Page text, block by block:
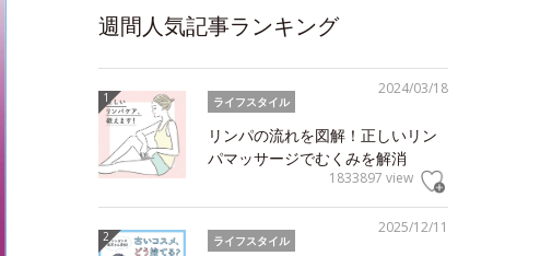
週間人気記事ランキング
2024/03/18
ライフスタイル
リンパの流れを図解！正しいリン
パマッサージでむくみを解消
1833897 view
2025/12/11
ライフスタイル